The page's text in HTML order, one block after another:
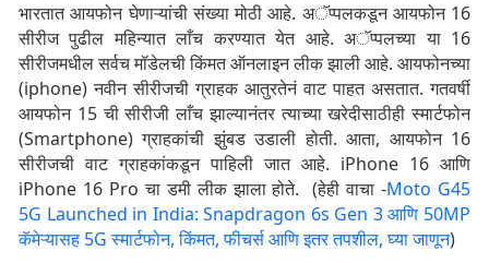
भारतात आयफोन घेणाऱ्यांची संख्या मोठी आहे. अॅप्पलकडून आयफोन 16
सीरीज पुढील महिन्यात लाँच करण्यात येत आहे. अॅप्पलच्या या 16
सीरीजमधील सर्वच मॉडेलची किंमत ऑनलाइन लीक झाली आहे. आयफोनच्या
(iphone) नवीन सीरीजची ग्राहक आतुरतेनं वाट पाहत असतात. गतवर्षी
आयफोन 15 ची सीरीजी लाँच झाल्यानंतर त्याच्या खरेदीसाठीही स्मार्टफोन
(Smartphone) ग्राहकांची झुंबड उडाली होती. आता, आयफोन 16
सीरीजची वाट ग्राहकांकडून पाहिली जात आहे. iPhone 16 आणि
iPhone 16 Pro चा डमी लीक झाला होते. (हेही वाचा -Moto G45
5G Launched in India: Snapdragon 6s Gen 3 आणि 50MP
कॅमेऱ्यासह 5G स्मार्टफोन, किंमत, फीचर्स आणि इतर तपशील, घ्या जाणून)